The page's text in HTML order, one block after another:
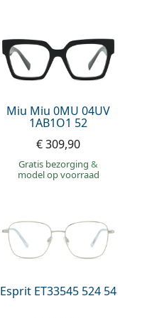
Miu Miu 0MU 04UV
1AB1O1 52
€ 309,90
Gratis bezorging&
model op voorraad
Esprit ET33545 524 54